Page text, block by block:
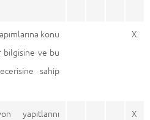
konu
ve bu
sahip
X
yapıtlarını
X